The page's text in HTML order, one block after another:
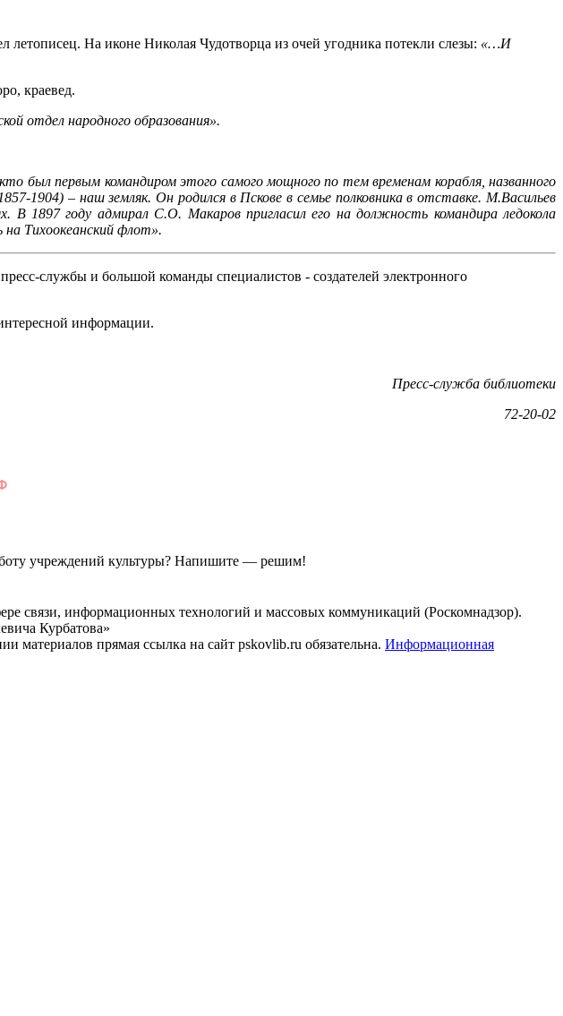
летописец. На иконе Николая Чудотворца из очей угодника потекли слезы: «…И
краевед.
отдел народного образования».
был первым командиром этого самого мощного по тем временам корабля, названного
1904) – наш земляк. Он родился в Пскове в семье полковника в отставке. М.Васильев
В 1897 году адмирал С.О. Макаров пригласил его на должность командира ледокола
на Тихоокеанский флот».
службы и большой команды специалистов - создателей электронного
информации.
Пресс-служба библиотеки
72-20-02
учреждений культуры? Напишите — решим!
связи, информационных технологий и массовых коммуникаций (Роскомнадзор).
Курбатова»
материалов прямая ссылка на сайт pskovlib.ru обязательна. Информационная